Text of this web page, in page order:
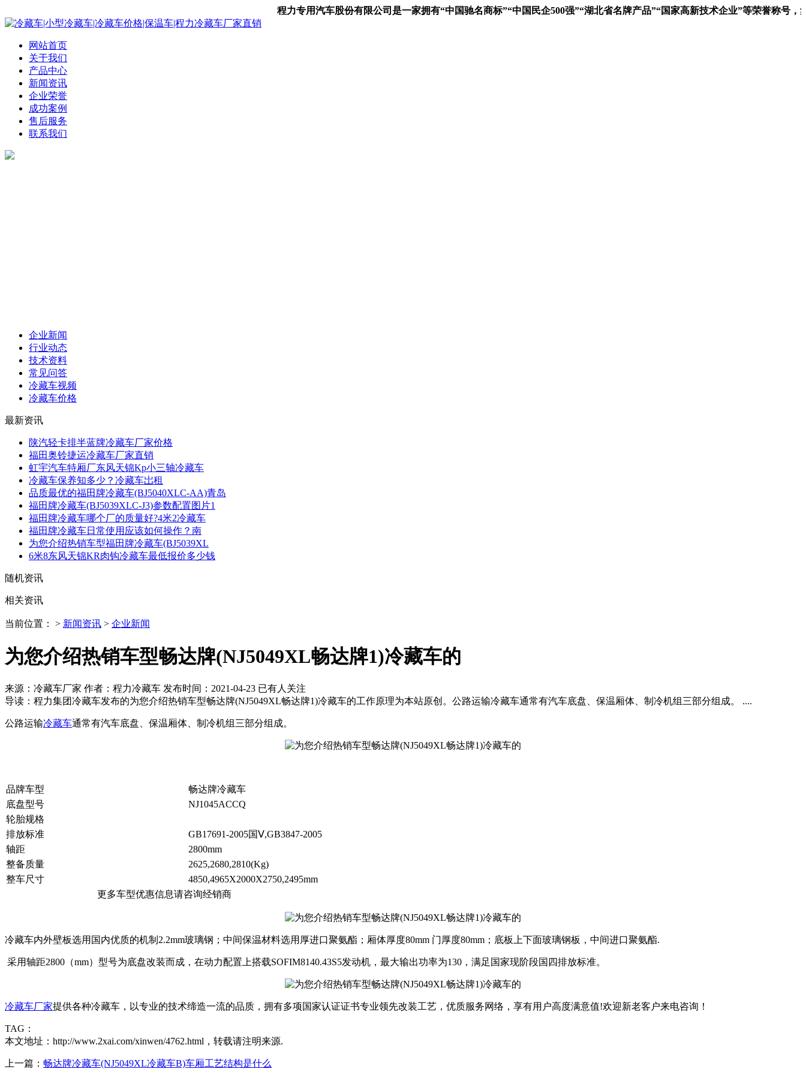
程力专用汽车股份有限公司是一家拥有“中国驰名商标”“中国民企500强”“湖北省名牌产品”“国家高新技术企业”等荣誉称号，
网站首页
关于我们
产品中心
新闻资讯
企业荣誉
成功案例
售后服务
联系我们
企业新闻
行业动态
技术资料
常见问答
冷藏车视频
冷藏车价格
最新资讯
陕汽轻卡排半蓝牌冷藏车厂家价格
福田奥铃捷运冷藏车厂家直销
虹宇汽车特厢厂东风天锦Kp小三轴冷藏车
冷藏车保养知多少？冷藏车岀租
品质最优的福田牌冷藏车(BJ5040XLC-AA)青岛
福田牌冷藏车(BJ5039XLC-J3)参数配置图片1
福田牌冷藏车哪个厂的质量好?4米2冷藏车
福田牌冷藏车日常使用应该如何操作？南
为您介绍热销车型福田牌冷藏车(BJ5039XL
6米8东风天锦KR肉钩冷藏车最低报价多少钱
随机资讯
相关资讯
当前位置： > 新闻资讯 > 企业新闻
为您介绍热销车型畅达牌(NJ5049XL畅达牌1)冷藏车的
来源：冷藏车厂家 作者：程力冷藏车 发布时间： 2021-04-23 已有人关注
导读： 程力集团冷藏车发布的为您介绍热销车型畅达牌(NJ5049XL畅达牌1)冷藏车的工作原理为本站原创。公路运输冷藏车通常有汽车底盘、保温厢体、制冷机组三部分组成。 ....
公路运输冷藏车通常有汽车底盘、保温厢体、制冷机组三部分组成。
品牌车型
畅达牌冷藏车
底盘型号
NJ1045ACCQ
轮胎规格
排放标准
GB17691-2005国Ⅴ,GB3847-2005
轴距
2800mm
整备质量
2625,2680,2810(Kg)
整车尺寸
4850,4965X2000X2750,2495mm
更多车型优惠信息请咨询经销商
冷藏车内外壁板选用国内优质的机制2.2mm玻璃钢；中间保温材料选用厚进口聚氨酯；厢体厚度80mm 门厚度80mm；底板上下面玻璃钢板，中间进口聚氨酯.
采用轴距2800（mm）型号为底盘改装而成，在动力配置上搭载SOFIM8140.43S5发动机，最大输出功率为130 ，满足国家现阶段国四排放标准。
冷藏车厂家提供各种冷藏车，以专业的技术缔造一流的品质，拥有多项国家认证证书专业领先改装工艺，优质服务网络，享有用户高度满意值!欢迎新老客户来电咨询！
TAG：
本文地址：http://www.2xai.com/xinwen/4762.html，转载请注明来源.
上一篇： 畅达牌冷藏车(NJ5049XL冷藏车B)车厢工艺结构是什么